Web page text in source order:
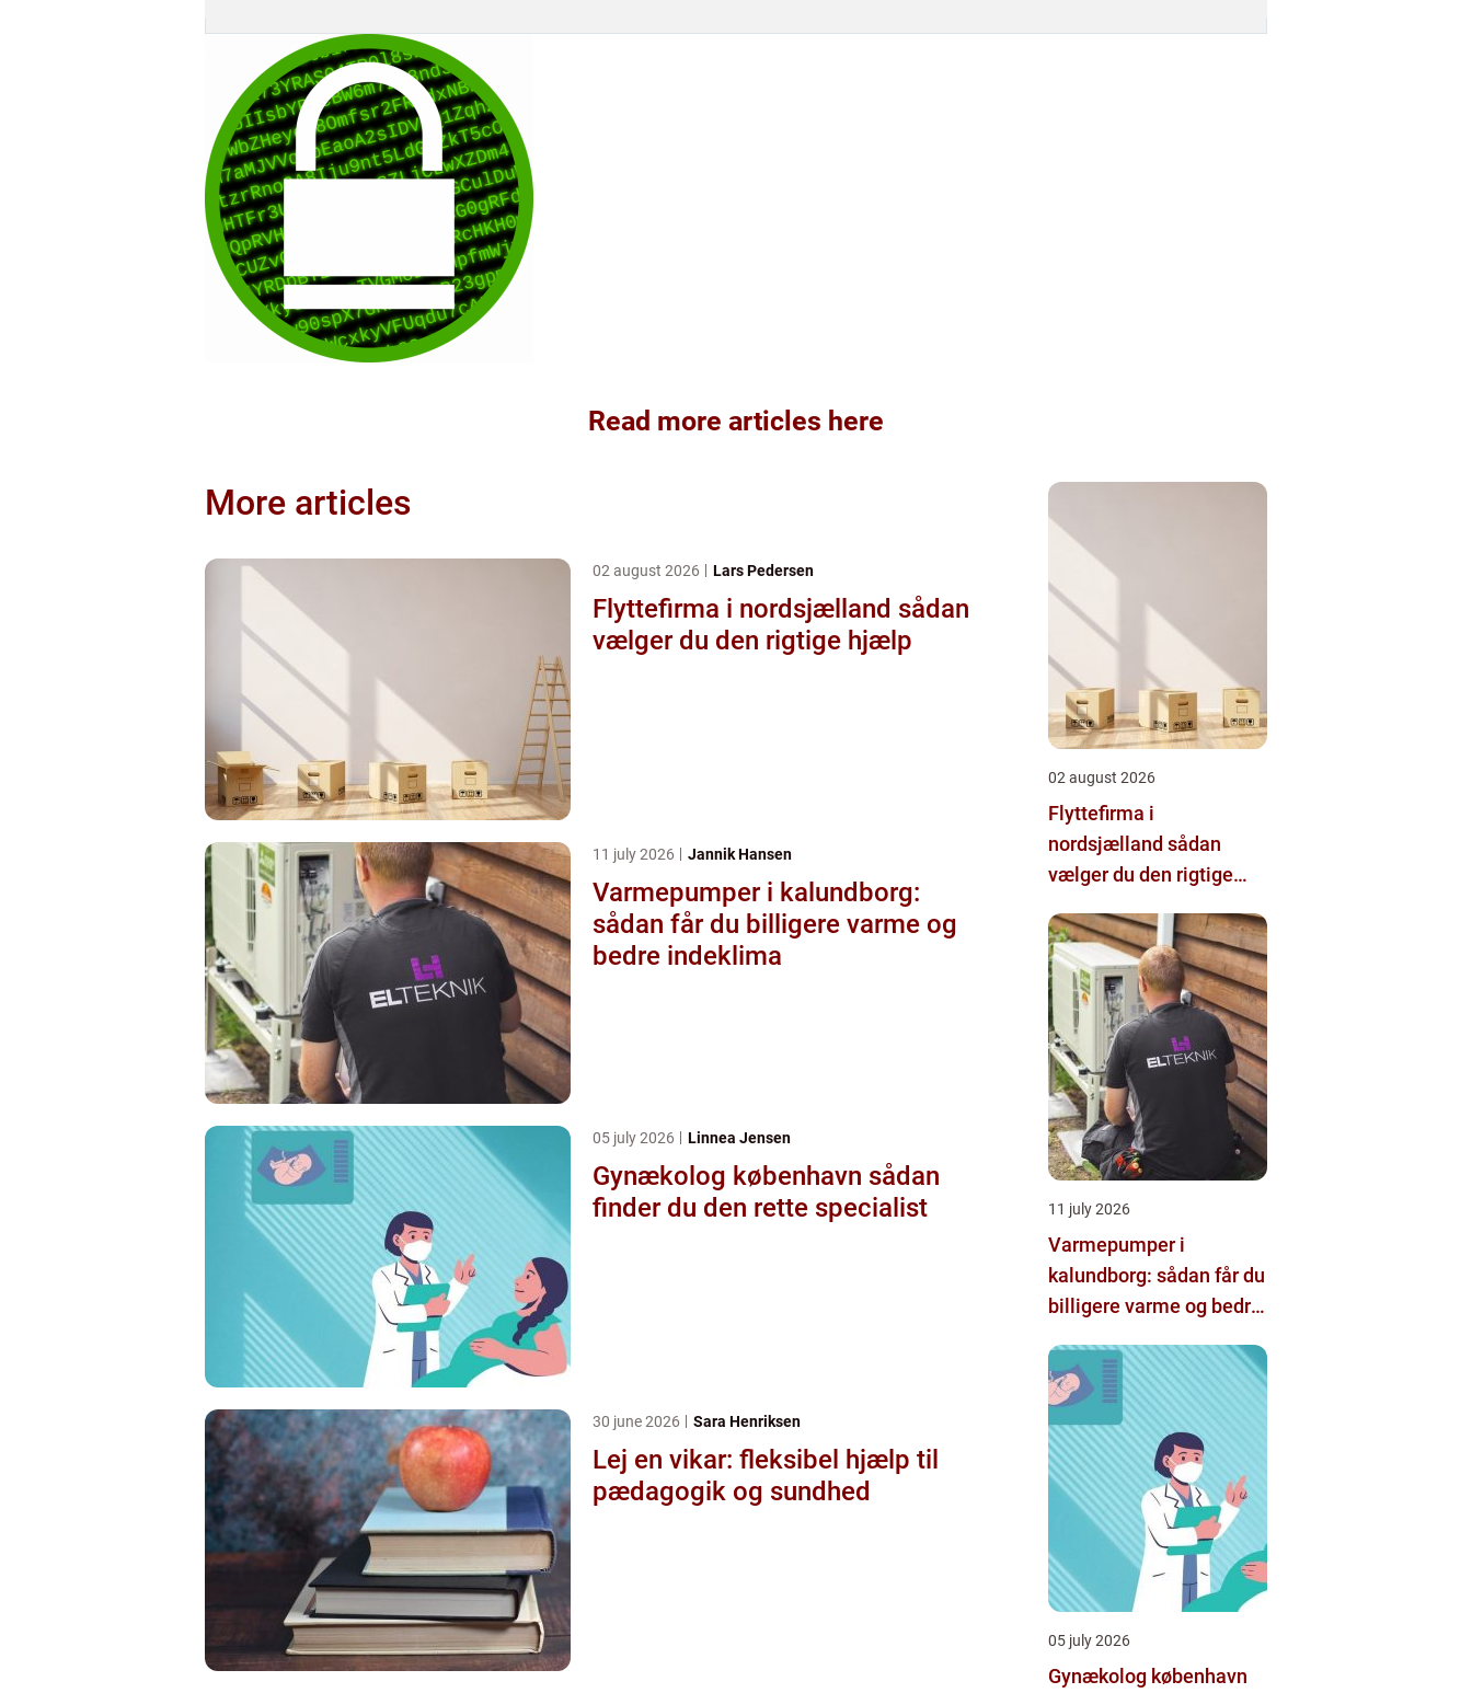
Read more articles here
More articles
02 august 2026 Lars Pedersen
Flyttefirma i nordsjælland sådan
vælger du den rigtige hjælp
11 july 2026 Jannik Hansen
Varmepumper i kalundborg:
sådan får du billigere varme og
bedre indeklima
05 july 2026 Linnea Jensen
Gynækolog københavn sådan
finder du den rette specialist
30 june 2026 Sara Henriksen
Lej en vikar: fleksibel hjælp til
pædagogik og sundhed
02 august 2026
Flyttefirma i
nordsjælland sådan
vælger du den rigtige
11 july 2026
Varmepumper i
kalundborg: sådan får du
billigere varme og bedre
05 july 2026
Gynækolog københavn